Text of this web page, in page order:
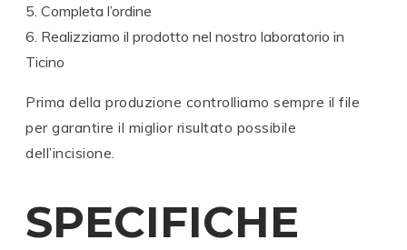
Completa l’ordine
Realizziamo il prodotto nel nostro laboratorio in
Ticino
Prima della produzione controlliamo sempre il file
per garantire il miglior risultato possibile
dell’incisione.
SPECIFICHE